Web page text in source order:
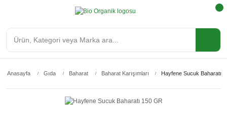
Anasayfa Gıda Baharat Baharat Karışımları Hayfene Sucuk Baharatı